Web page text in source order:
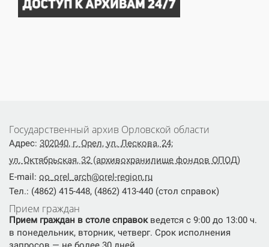
Государственный архив Орловской области
Адрес: 302040, г. Орел, ул. Лескова, 24;
ул. Октябрьская, 32 (архивохранилище фондов ОПОД)
E-mail: oo_orel_arch@orel-region.ru
Тел.: (4862) 415-448, (4862) 413-440 (стол справок)
Прием граждан
Прием граждан в столе справокведется с 9:00 до 13:00 ч.
в понедельник, вторник, четверг. Срок исполнения